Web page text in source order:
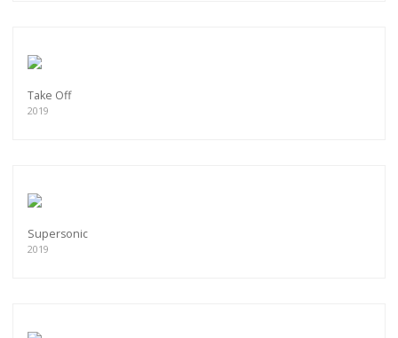
Take Off
2019
Supersonic
2019